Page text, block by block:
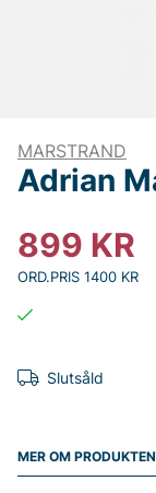
MARSTRAND
Adrian
899 KR
ORD.PRIS 1400 KR
Slutsåld
MER OM PRODUKTEN